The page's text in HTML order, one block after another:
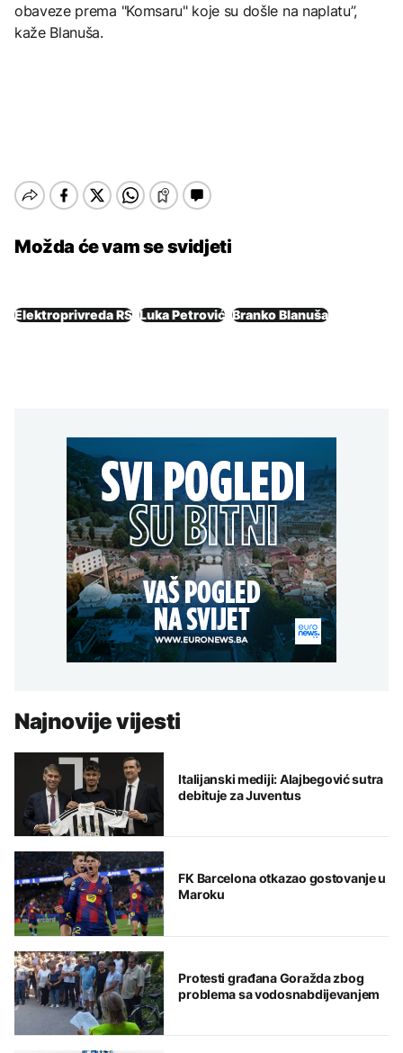
obaveze prema "Komsaru" koje su došle na naplatu”,
kaže Blanuša.
Možda će vam se svidjeti
Elektroprivreda RS Luka Petrović Branko Blanuša
Najnovije vijesti
Italijanski mediji: Alajbegović sutra
debituje za Juventus
FK Barcelona otkazao gostovanje u
Maroku
Protesti građana Goražda zbog
problema sa vodosnabdijevanjem